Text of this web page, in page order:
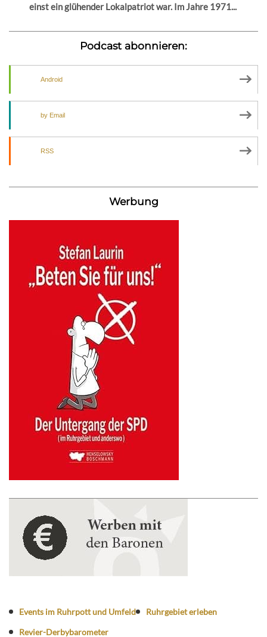
einst ein glühender Lokalpatriot war. Im Jahre 1971...
Podcast abonnieren:
Android
by Email
RSS
Werbung
Events im Ruhrpott und Umfeld
Ruhrgebiet erleben
Revier-Derbybarometer